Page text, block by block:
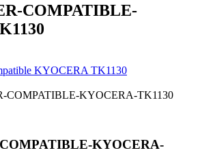
COMPATIBLE-
KYOCERA TK1130
COMPATIBLE-KYOCERA-TK1130
KYOCERA-